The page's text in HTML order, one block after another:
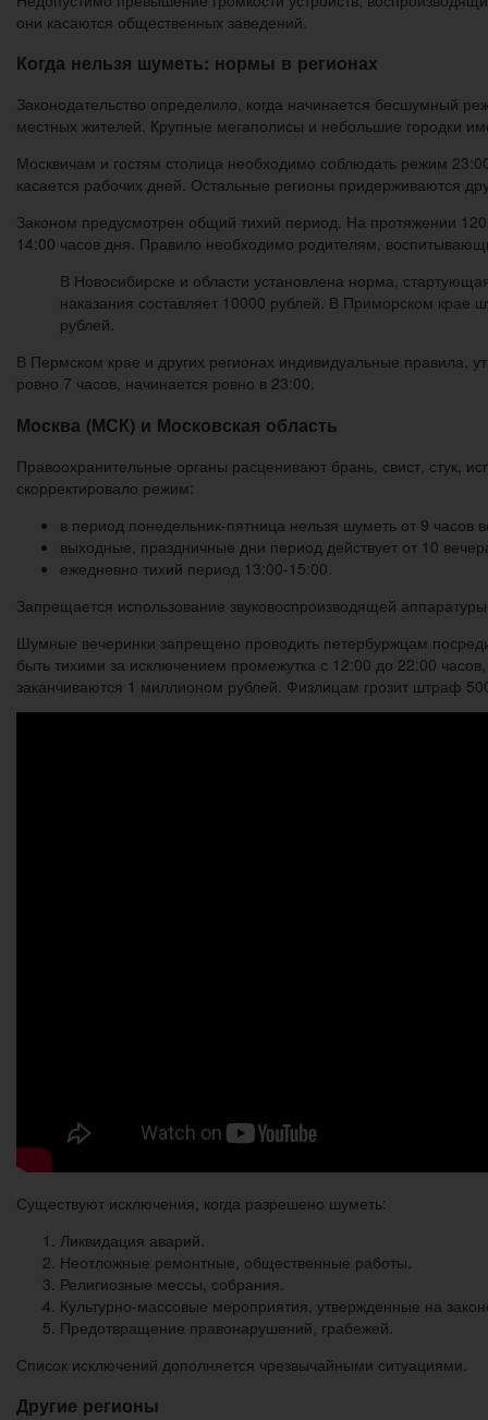
они касаются общественных заведений.
Когда нельзя шуметь: нормы в регионах
Законодательство определило, когда начинается бесшумный
местных жителей. Крупные мегаполисы и небольшие городки
Москвичам и гостям столица необходимо соблюдать режим
касается рабочих дней. Остальные регионы придерживаются
Законом предусмотрен общий тихий период. На протяжении
14:00 часов дня. Правило необходимо родителям,
В Новосибирске и области установлена норма,
наказания составляет 10000 рублей. В Приморском крае
рублей.
В Пермском крае и других регионах индивидуальные правила,
ровно 7 часов, начинается ровно в 23:00.
Москва (МСК) и Московская область
Правоохранительные органы расценивают брань, свист, стук,
скорректировало режим:
в период понедельник-пятница нельзя шуметь от 9 часов
выходные, праздничные дни период действует от 10
ежедневно тихий период 13:00-15:00.
Запрещается использование звуковоспроизводящей
Шумные вечеринки запрещено проводить петербуржцам
быть тихими за исключением промежутка с 12:00 до 22:00
заканчиваются 1 миллионом рублей. Физлицам грозит штраф
Существуют исключения, когда разрешено шуметь:
Ликвидация аварий.
Неотложные ремонтные, общественные работы.
Религиозные мессы, собрания.
Культурно-массовые мероприятия, утвержденные на
Предотвращение правонарушений, грабежей.
Список исключений дополняется чрезвычайными ситуациями.
Другие регионы